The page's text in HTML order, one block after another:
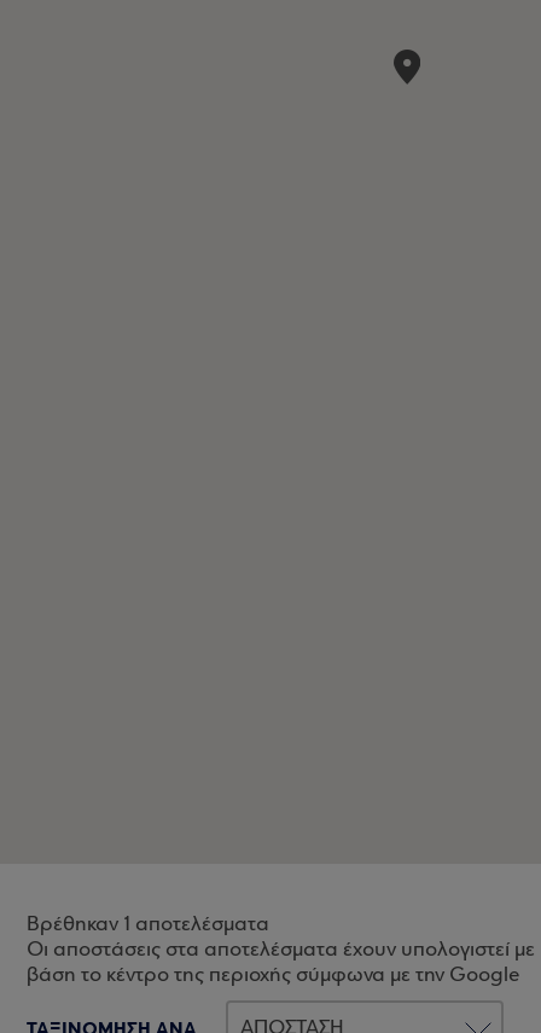
Βρέθηκαν 1 αποτελέσματα
Οι αποστάσεις στα αποτελέσματα έχουν υπολογιστεί με
βάση το κέντρο της περιοχής σύμφωνα με την Google